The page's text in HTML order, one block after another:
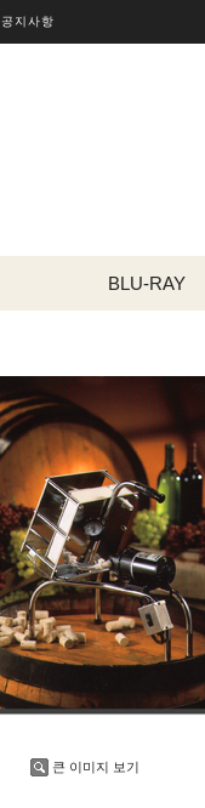
공지사항
BLU-RAY
큰 이미지 보기